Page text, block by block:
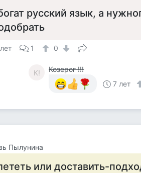
русский язык, а
1 0
К!
Козерог !!!
7 лет
Пылунина
или доставить-